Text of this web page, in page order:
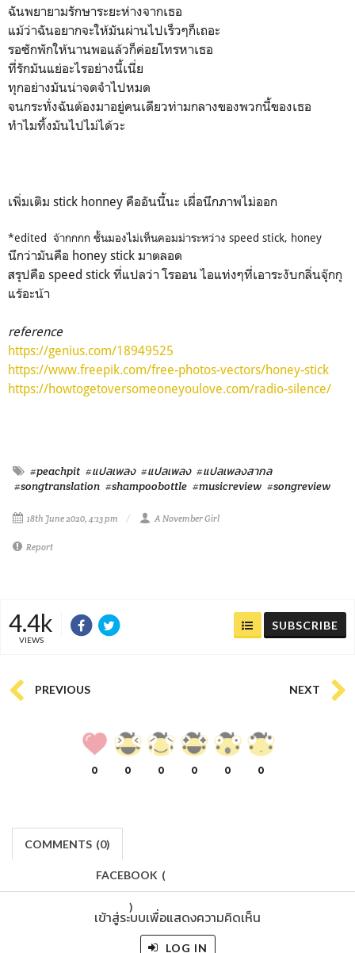
ฉันพยายามรักษาระยะห่างจากเธอ
แม้ว่าฉันอยากจะให้มันผ่านไปเร็วๆก็เถอะ
รอซักพักให้นานพอแล้วก็ค่อยโทรหาเธอ
ที่รักมันแย่อะไรอย่างนี้เนี่ย
ทุกอย่างมันน่าจดจำไปหมด
จนกระทั่งฉันต้องมาอยู่คนเดียวท่ามกลางของพวกนี้ของเธอ
ทำไมทิ้งมันไปไม่ได้วะ
เพิ่มเติม stick honney คืออันนี้นะ เผื่อนึกภาพไม่ออก
*edited จ้ากกกก ชั้นมองไม่เห็นคอมม่าระหว่าง speed stick, honey
นึกว่ามันคือ honey stick มาตลอด
สรุปคือ speed stick ที่แปลว่า โรออน ไอแท่งๆที่เอาระงับกลิ่นจุ๊กกุ
แร้อะน้า
reference
https://genius.com/18949525
https://www.freepik.com/free-photos-vectors/honey-stick
https://howtogetoversomeoneyoulove.com/radio-silence/
#peachpit #แปลเพลง #แปลเพลง #แปลเพลงสากล
#songtranslation #shampoobottle #musicreview #songreview
18th June 2020, 4:13 pm A November Girl
Report
4.4k
VIEWS
SUBSCRIBE
PREVIOUS NEXT
0 0 0 0 0 0
COMMENTS (0)
FACEBOOK (
)
เข้าสู่ระบบเพื่อแสดงความคิดเห็น
LOG IN